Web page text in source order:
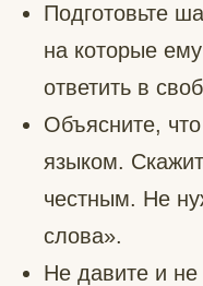
Подготовьте
на которые
ответить в
Объясните,
языком.
честным. Не
слова».
Не давите и не